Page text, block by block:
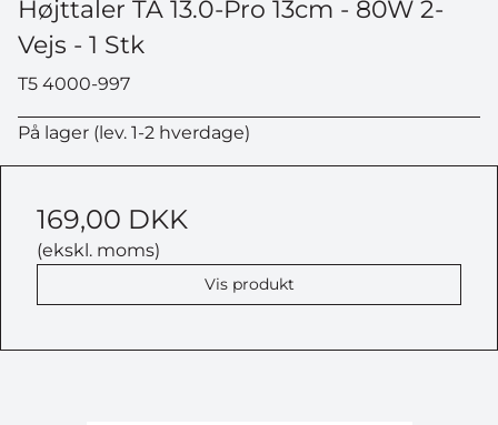
Højttaler TA 13.0-Pro 13cm - 80W 2-
Vejs - 1 Stk
T5 4000-997
På lager (lev. 1-2 hverdage)
169,00 DKK
(ekskl. moms)
Vis produkt